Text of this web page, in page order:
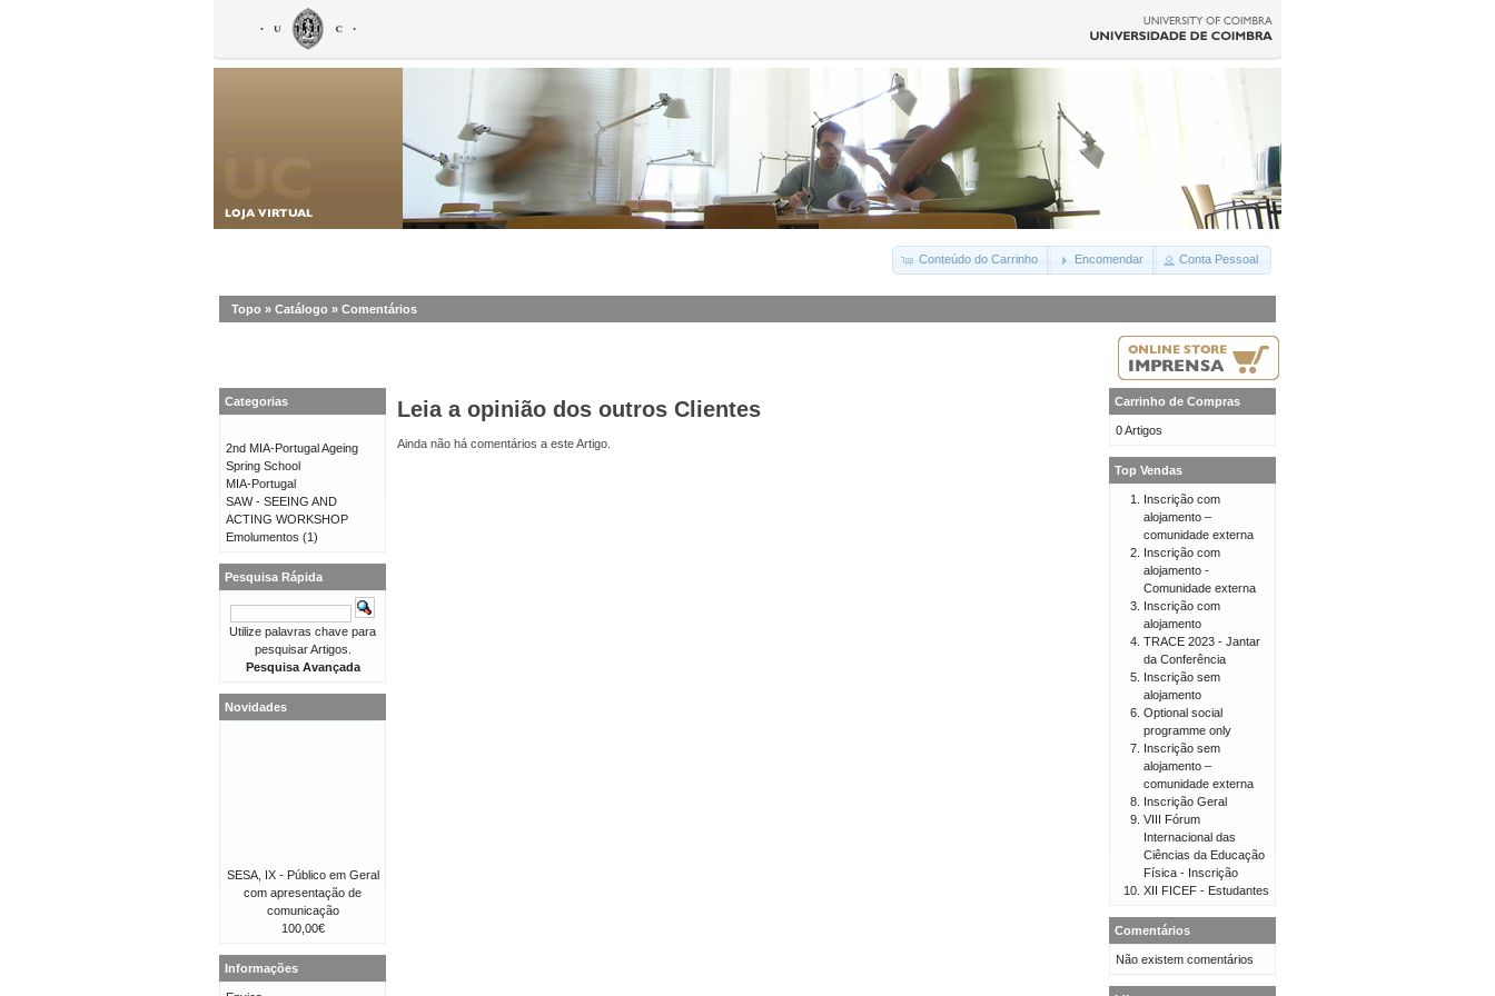
Conteúdo do Carrinho Encomendar Conta Pessoal
Topo » Catálogo » Comentários
Leia a opinião dos outros Clientes
Ainda não há comentários a este Artigo.
Categorias
2nd MIA-Portugal Ageing
Spring School
MIA-Portugal
SAW - SEEING AND
ACTING WORKSHOP
Emolumentos (1)
Pesquisa Rápida
Utilize palavras chave para
pesquisar Artigos.
Pesquisa Avançada
Novidades
SESA, IX - Público em Geral
com apresentação de
comunicação
100,00€
Informações
Carrinho de Compras
0 Artigos
Top Vendas
Inscrição com
alojamento –
comunidade externa
Inscrição com
alojamento -
Comunidade externa
Inscrição com
alojamento
TRACE 2023 - Jantar
da Conferência
Inscrição sem
alojamento
Optional social
programme only
Inscrição sem
alojamento –
comunidade externa
Inscrição Geral
VIII Fórum
Internacional das
Ciências da Educação
Física - Inscrição
XII FICEF - Estudantes
Comentários
Não existem comentários